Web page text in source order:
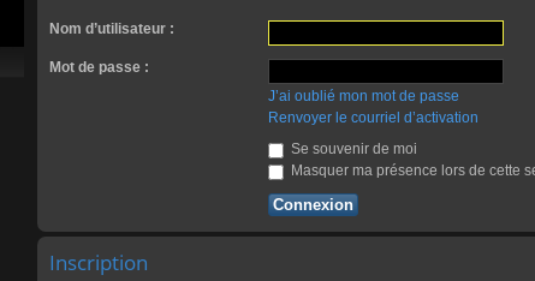
Nom d’utilisateur :
Mot de passe :
J’ai oublié mon mot de passe
Renvoyer le courriel d’activation
Se souvenir de moi
Masquer ma présence lors de cette
Inscription